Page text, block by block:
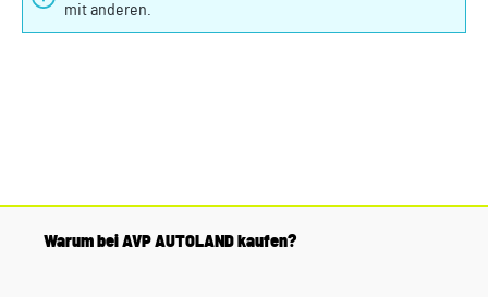
mit anderen.
Warum bei AVP AUTOLAND kaufen?